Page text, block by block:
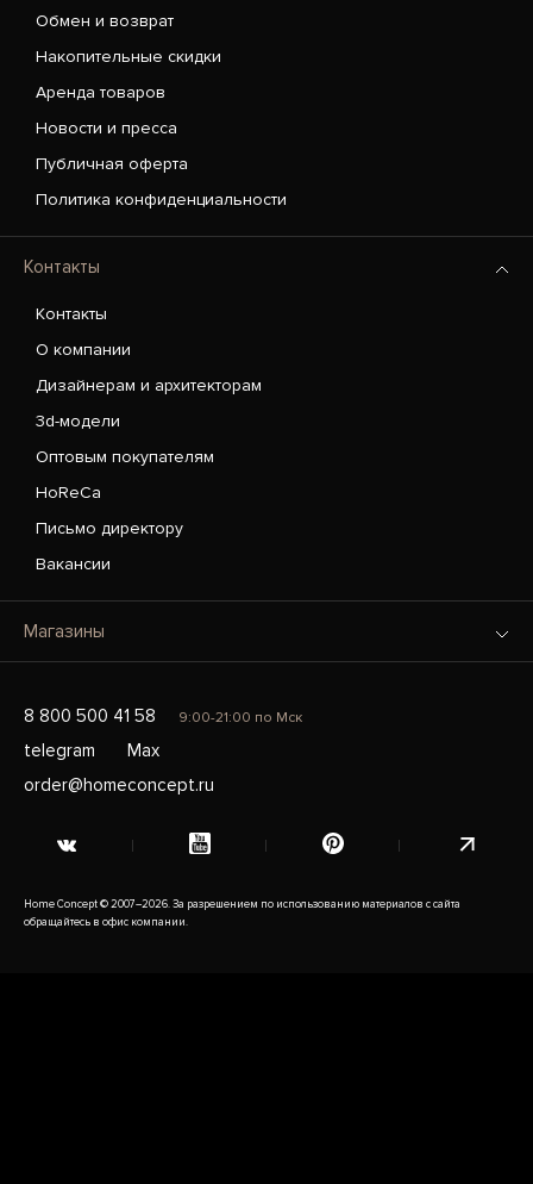
Обмен и возврат
Накопительные скидки
Аренда товаров
Новости и пресса
Публичная оферта
Политика конфиденциальности
Контакты
Контакты
О компании
Дизайнерам и архитекторам
3d-модели
Оптовым покупателям
HoReCa
Письмо директору
Вакансии
Магазины
8 800 500 41 58 9:00-21:00 по Мск
telegram
Max
order@homeconcept.ru
Home Concept © 2007–2026. За разрешением по использованию материалов с сайта
обращайтесь в офис компании.